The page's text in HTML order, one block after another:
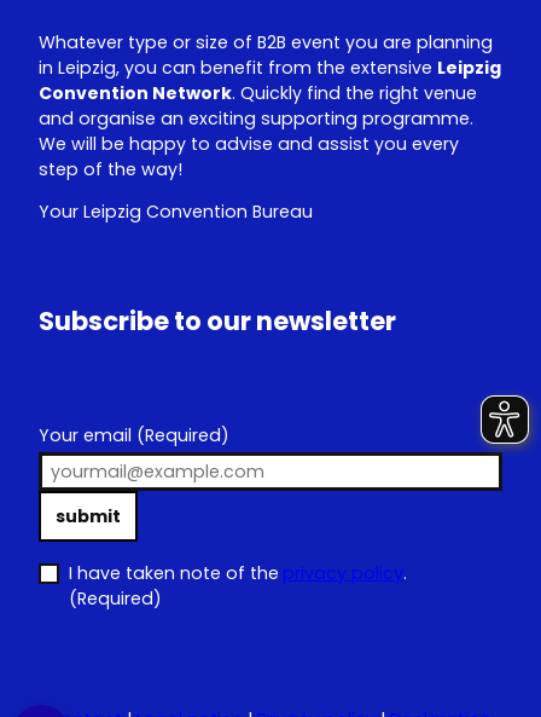
Whatever type or size of B2B event you are planning
in Leipzig, you can benefit from the extensive Leipzig
Convention Network. Quickly find the right venue
and organise an exciting supporting programme.
We will be happy to advise and assist you every
step of the way!
Your Leipzig Convention Bureau
Subscribe to our newsletter
Your email (Required)
submit
I have taken note of the privacy policy.
(Required)